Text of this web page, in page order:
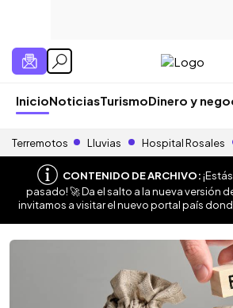
InicioNoticiasTurismoDinero y
Terremotos Lluvias Hospital Rosales
CONTENIDO DE ARCHIVO:
pasado! 🚀 Da el salto a la nueva versión
invitamos a visitar el nuevo portal país